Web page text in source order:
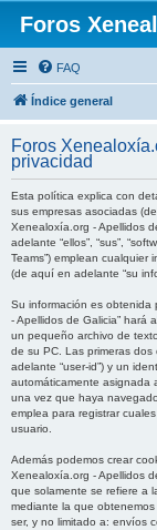
Foros
FAQ
Índice general
Foros
privacidad
Esta política explica con
sus empresas asociadas (de
Xenealoxía.org - Apellidos
adelante “ellos”, “sus”,
Teams”) emplean
(de aquí en adelante “su
Su información es obtenida
- Apellidos de Galicia” hará
un pequeño archivo de
de su PC. Las primeras
adelante “user-id”) y un
automáticamente asignada
una vez que haya
emplea para registrar
usuario.
Además podemos crear
Xenealoxía.org - Apellidos
que solamente se refiere a
mediante la que
ser, y no limitado a: envíos